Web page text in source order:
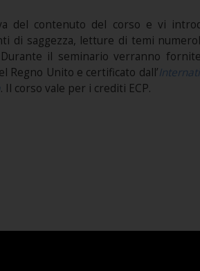
del contenuto del corso e vi
di saggezza, letture di temi
il seminario verranno
Regno Unito e certificato dall’I
. Il corso vale per i crediti ECP.